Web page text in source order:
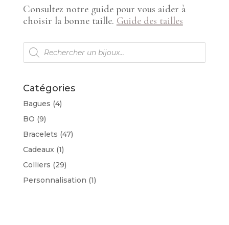
Consultez notre guide pour vous aider à
choisir la bonne taille. Guide des tailles
Recherche
de
produits
Catégories
Bagues (4)
BO (9)
Bracelets (47)
Cadeaux (1)
Colliers (29)
Personnalisation (1)